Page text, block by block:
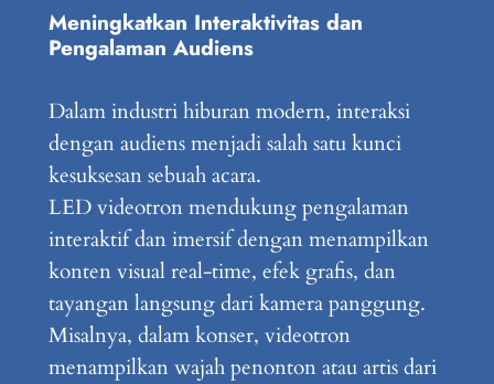
Meningkatkan Interaktivitas dan
Pengalaman Audiens
Dalam industri hiburan modern, interaksi
dengan audiens menjadi salah satu kunci
kesuksesan sebuah acara.
LED videotron mendukung pengalaman
interaktif dan imersif dengan menampilkan
konten visual real-time, efek grafis, dan
tayangan langsung dari kamera panggung.
Misalnya, dalam konser, videotron
menampilkan wajah penonton atau artis dari